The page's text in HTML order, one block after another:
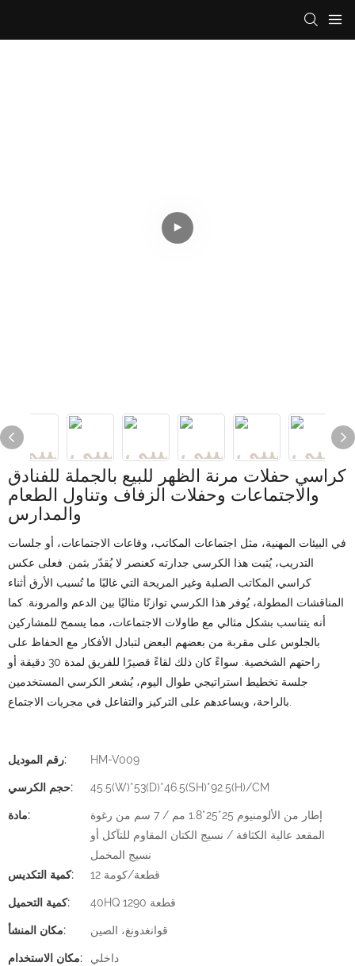
كراسي حفلات مرنة الظهر للبيع بالجملة للفنادق
والاجتماعات وحفلات الزفاف وتناول الطعام
والمدارس
في البيئات المهنية، مثل اجتماعات المكاتب، وقاعات الاجتماعات، أو جلسات
التدريب، يُثبت هذا الكرسي جدارته كعنصر لا يُقدّر بثمن. فعلى عكس
كراسي المكاتب الصلبة وغير المريحة التي غالبًا ما تُسبب الأرق أثناء
المناقشات المطولة، يُوفر هذا الكرسي توازنًا مثاليًا بين الدعم والمرونة. كما
أنه يتناسب بشكل مثالي مع طاولات الاجتماعات، مما يسمح للمشاركين
بالجلوس على مقربة من بعضهم البعض لتبادل الأفكار مع الحفاظ على
راحتهم الشخصية. سواءً كان ذلك لقاءً قصيرًا للفريق لمدة 30 دقيقة أو
جلسة تخطيط استراتيجي طوال اليوم، يُشعر الكرسي المستخدمين
بالراحة، ويساعدهم على التركيز والتفاعل في مجريات الاجتماع.
رقم الموديل: HM-V009
حجم الكرسي: 45.5(W)*53(D)*46.5(SH)*92.5(H)/CM
مادة:
إطار من الألومنيوم 25*25*1.8 مم / 7 سم من رغوة
المقعد عالية الكثافة / نسيج الكتان المقاوم للتآكل أو
نسيج المخمل
كمية التكديس:
12 قطعة/كومة
كمية التحميل: 40HQ 1290 قطعة
مكان المنشأ: قوانغدونغ، الصين
مكان الاستخدام: داخلي